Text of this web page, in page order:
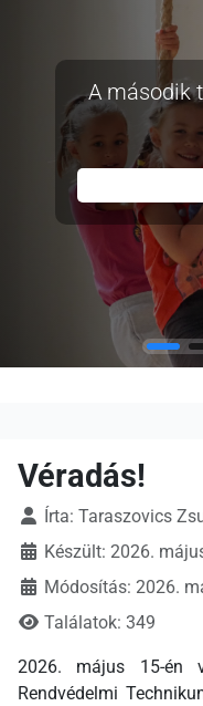
A második
Véradás!
Írta: Taraszovics
Készült: 2026.
Módosítás: 2026.
Találatok: 349
2026. május 15-én
Rendvédelmi